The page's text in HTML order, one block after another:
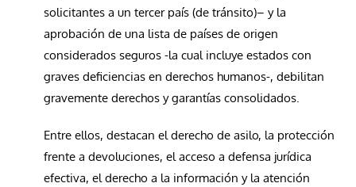
solicitantes a un tercer país (de tránsito)– y la
aprobación de una lista de países de origen
considerados seguros -la cual incluye estados con
graves deficiencias en derechos humanos-, debilitan
gravemente derechos y garantías consolidados.
Entre ellos, destacan el derecho de asilo, la protección
frente a devoluciones, el acceso a defensa jurídica
efectiva, el derecho a la información y la atención